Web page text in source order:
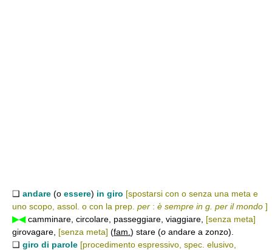
❑ andare (o essere) in giro [spostarsi con o senza una meta e
uno scopo, assol. o con la prep. per : è sempre in g. per il mondo ]
▶◀camminare, circolare, passeggiare, viaggiare, [senza meta]
girovagare, [senza meta] (fam. ) stare (o andare a zonzo).
❑ giro di parole [procedimento espressivo, spec. elusivo,